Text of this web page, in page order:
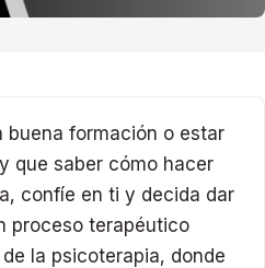
buena formación o estar
que saber cómo hacer
confíe en ti y decida dar
proceso terapéutico
la psicoterapia, donde